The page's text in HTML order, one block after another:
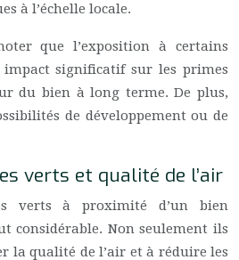
à l’échelle locale.
que l’exposition à certains
significatif sur les primes
du bien à long terme. De plus,
de développement ou de
verts et qualité de l’air
verts à proximité d’un bien
considérable. Non seulement ils
la qualité de l’air et à réduire les